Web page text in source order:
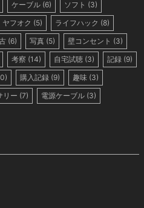
ケーブル (6) ソフト (3)
ヤフオク (5) ライフハック (8)
(6) 写真 (5) 壁コンセント (3)
考察 (14) 自宅試聴 (3) 記録 (9)
購入記録 (9) 趣味 (3)
リー (7) 電源ケーブル (3)